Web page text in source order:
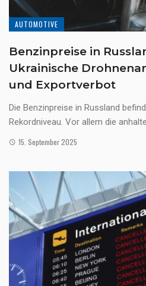
AUTOMOTIVE
Benzinpreise in
Ukrainische
und Exportverbot
Die Benzinpreise in Russland
Rekordniveau. Vor allem die
15. September 2025